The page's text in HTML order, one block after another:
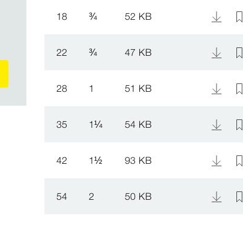
18 ¾ 52 KB
22 ¾ 47 KB
28 1 51 KB
35 1¼ 54 KB
42 1½ 93 KB
54 2 50 KB